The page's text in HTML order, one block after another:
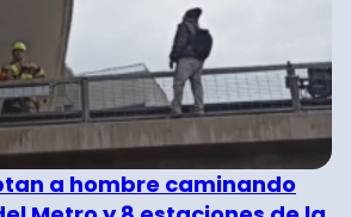
a hombre caminando